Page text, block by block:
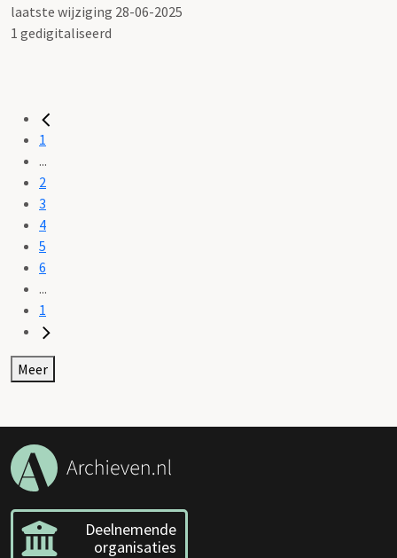
laatste wijziging 28-06-2025
1 gedigitaliseerd
1
...
2
3
4
5
6
...
1
Meer
Deelnemende
organisaties